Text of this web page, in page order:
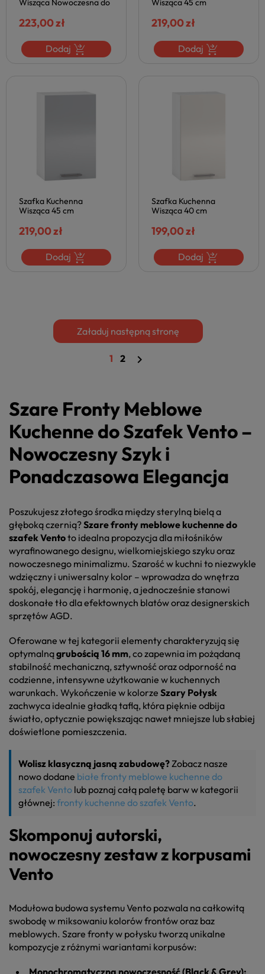
Wisząca Nowoczesna do
Jasno Szara Popielata
Połysk Halmar
223,00 zł
Dodaj
Wisząca 45 cm
Szafki Kuchenne VENTO
Dąb Miodowy Halmar
219,00 zł
Dodaj
Szafka Kuchenna
Wisząca 45 cm
Szafki Kuchenne VENTO
Jasno Popielata Szara
Połysk Halmar
219,00 zł
Dodaj
Szafka Kuchenna
Wisząca 40 cm
Szafki Kuchenne VENTO
Beżowa Połysk Halmar
199,00 zł
Dodaj
Załaduj następną stronę
1 2 
Szare Fronty Meblowe
Kuchenne do Szafek Vento –
Nowoczesny Szyk i
Ponadczasowa Elegancja
Poszukujesz złotego środka między sterylną bielą a
głęboką czernią?Szare fronty meblowe kuchenne do
szafek Ventoto idealna propozycja dla miłośników
wyrafinowanego designu, wielkomiejskiego szyku oraz
nowoczesnego minimalizmu. Szarość w kuchni to niezwykle
wdzięczny i uniwersalny kolor – wprowadza do wnętrza
spokój, elegancję i harmonię, a jednocześnie stanowi
doskonałe tło dla efektownych blatów oraz designerskich
sprzętów AGD.
Oferowane w tej kategorii elementy charakteryzują się
optymalnągrubością 16 mm, co zapewnia im pożądaną
stabilność mechaniczną, sztywność oraz odporność na
codzienne, intensywne użytkowanie w kuchennych
warunkach. Wykończenie w kolorze Szary Połysk
zachwyca idealnie gładką taflą, która pięknie odbija
światło, optycznie powiększając nawet mniejsze lub słabiej
doświetlone pomieszczenia.
Wolisz klasyczną jasną zabudowę?Zobacz nasze
nowo dodane białe fronty meblowe kuchenne do
szafek Vento lub poznaj całą paletę barw w kategorii
głównej: fronty kuchenne do szafek Vento.
Skomponuj autorski,
nowoczesny zestaw z korpusami
Vento
Modułowa budowa systemu Vento pozwala na całkowitą
swobodę w miksowaniu kolorów frontów oraz baz
meblowych. Szare fronty w połysku tworzą unikalne
kompozycje z różnymi wariantami korpusów:
Monochromatyczna nowoczesność (Black & Grey):